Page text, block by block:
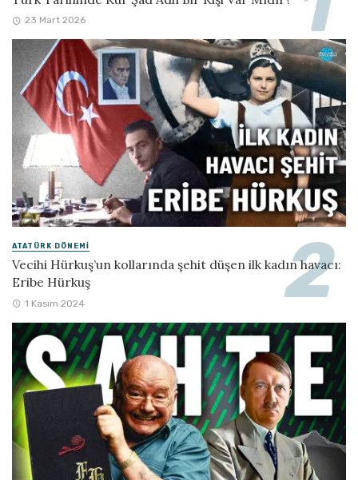
23 Mart 2026
ATATÜRK DÖNEMI
Vecihi Hürkuş’un kollarında şehit düşen ilk kadın havacı:
Eribe Hürkuş
1 Kasım 2024